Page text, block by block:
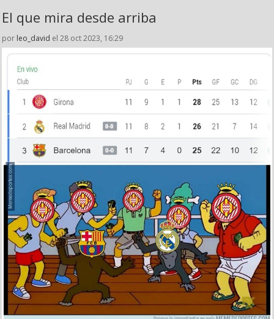
El que mira desde arriba
por leo_david el 28 oct 2023, 16:29